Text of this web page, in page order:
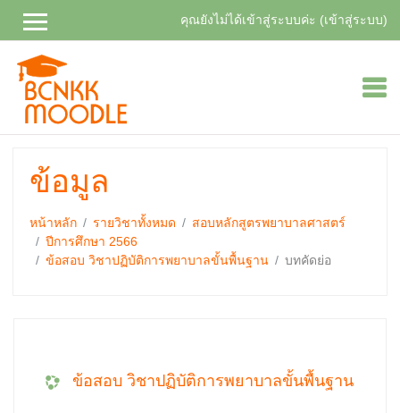
เนื้อหา
คุณยังไม่ได้เข้าสู่ระบบค่ะ (เข้าสู่ระบบ)
ข้อมูล
หน้าหลัก รายวิชาทั้งหมด
สอบหลักสูตรพยาบาลศาสตร์
ปีการศึกษา 2566
ข้อสอบ วิชาปฏิบัติการพยาบาลขั้นพื้นฐาน
บทคัดย่อ
ข้อสอบ วิชาปฏิบัติการพยาบาลขั้นพื้นฐาน